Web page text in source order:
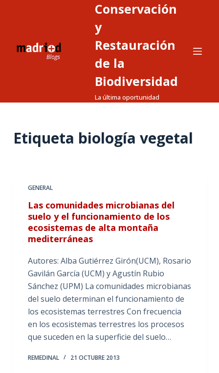
l
Conservación
y
Restauración
de la
Biodiversidad
La última oportunidad
Etiqueta biología vegetal
GENERAL
Las comunidades microbianas del
suelo y el funcionamiento de los
ecosistemas de alta montaña
mediterráneas
Autores: Alba Gutiérrez Girón(UCM), Rosario
Gavilán García (UCM) y Agustín Rubio
Sánchez (UPM) La comunidades microbianas
del suelo determinan el funcionamiento de
los ecosistemas terrestres Con frecuencia
en los ecosistemas terrestres los procesos
que suceden en la superficie del suelo…
REMEDINAL 21 OCTUBRE 2013